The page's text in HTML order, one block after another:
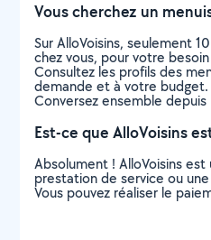
Vous cherchez un
Sur AlloVoisins, seulement
chez vous, pour votre
Consultez les profils des
demande et à votre budget.
Conversez ensemble
Est-ce que AlloVoisins
Absolument ! AlloVoisins
prestation de service ou
Vous pouvez réaliser le